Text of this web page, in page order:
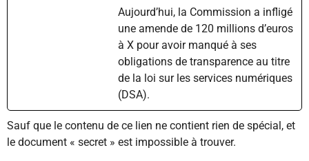
Aujourd’hui, la Commission a infligé
une amende de 120 millions d’euros
à X pour avoir manqué à ses
obligations de transparence au titre
de la loi sur les services numériques
(DSA).
Sauf que le contenu de ce lien ne contient rien de spécial, et
le document « secret » est impossible à trouver.